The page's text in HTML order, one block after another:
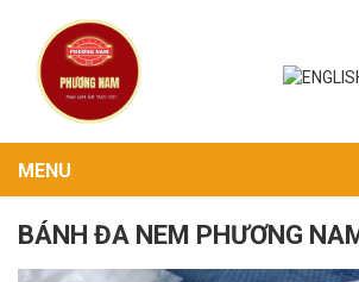
MENU
BÁNH ĐA NEM PHƯƠNG